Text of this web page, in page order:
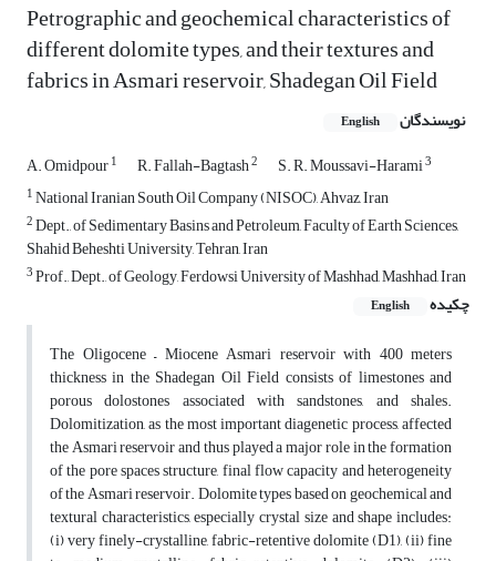
Petrographic and geochemical characteristics of
different dolomite types, and their textures and
fabrics in Asmari reservoir, Shadegan Oil Field
نویسندگان English
A. Omidpour1 R. Fallah-Bagtash2 S. R. Moussavi-Harami3
1National Iranian South Oil Company (NISOC), Ahvaz, Iran
2Dept., of Sedimentary Basins and Petroleum, Faculty of Earth Sciences,
Shahid Beheshti University, Tehran, Iran
3Prof., Dept., of Geology, Ferdowsi University of Mashhad, Mashhad, Iran
چکیده
English
The Oligocene – Miocene Asmari reservoir with 400 meters
thickness in the Shadegan Oil Field consists of limestones and
porous dolostones associated with sandstones, and shales.
Dolomitization, as the most important diagenetic process, affected
the Asmari reservoir and thus played a major role in the formation
of the pore spaces structure, final flow capacity and heterogeneity
of the Asmari reservoir. Dolomite types based on geochemical and
textural characteristics, especially crystal size and shape includes:
(i) very finely-crystalline, fabric-retentive dolomite (D1), (ii) fine